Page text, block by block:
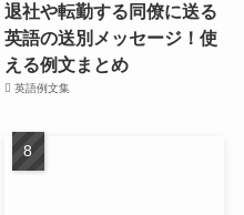
退社や転勤する同僚に送る
英語の送別メッセージ！使
える例文まとめ
英語例文集